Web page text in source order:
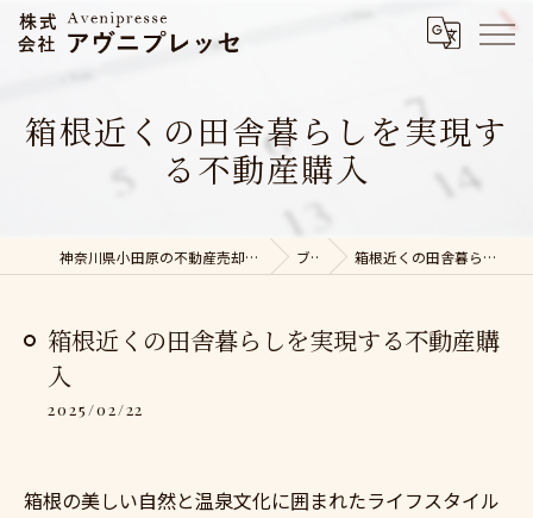
箱根近くの田舎暮らしを実現す
る不動産購入
神奈川県小田原の不動産売却なら株式会社アヴニプレッセ ブログ 箱根近くの田舎暮らしを実現する不動産購入
箱根近くの田舎暮らしを実現する不動産購
入
2025/02/22
箱根の美しい自然と温泉文化に囲まれたライフスタイル